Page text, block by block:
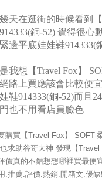
天在逛街的時候看到
銅-52) 覺得很心
邊平底娃娃鞋914333(
我想【Travel Fox】
路上買應該會比較便
鞋914333(銅-52)而且
也不用看店員臉色
購買【Travel Fox】 SOFT-
求助谷哥大神 發現【
價真的不錯想想哪裡買最便
.推薦.評價.熱銷.開箱文.優缺